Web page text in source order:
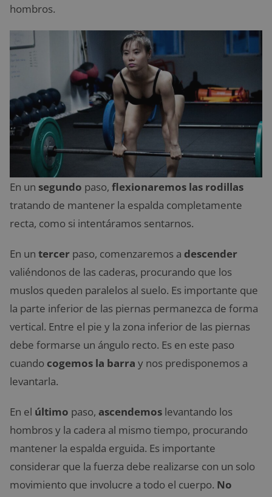
hombros.
En un segundo paso, flexionaremos las rodillas
tratando de mantener la espalda completamente
recta, como si intentáramos sentarnos.
En un tercer paso, comenzaremos a descender
valiéndonos de las caderas, procurando que los
muslos queden paralelos al suelo. Es importante que
la parte inferior de las piernas permanezca de forma
vertical. Entre el pie y la zona inferior de las piernas
debe formarse un ángulo recto. Es en este paso
cuando cogemos la barra y nos predisponemos a
levantarla.
En el último paso, ascendemos levantando los
hombros y la cadera al mismo tiempo, procurando
mantener la espalda erguida. Es importante
considerar que la fuerza debe realizarse con un solo
movimiento que involucre a todo el cuerpo. No